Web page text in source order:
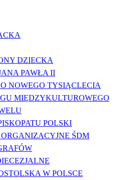
DZIECKA
PAWŁA II
NOWEGO TYSIĄCLECIA
MIĘDZYKULTUROWEGO
POLSKI
ŚDM
W POLSCE